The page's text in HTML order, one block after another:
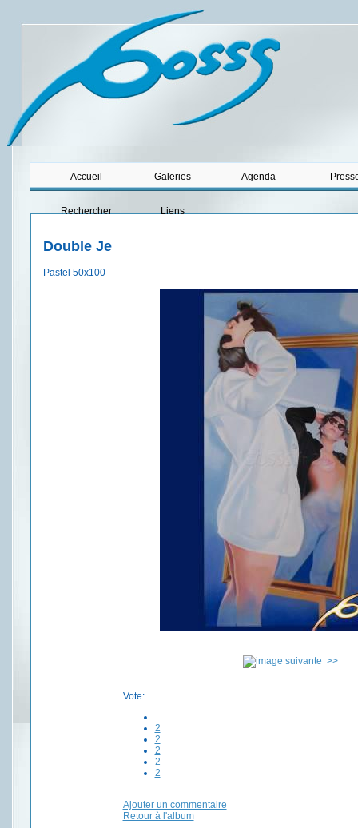
Accueil Galeries Agenda
Rechercher Liens
Double Je
Pastel 50x100
>>
Vote:
2
2
2
2
2
Ajouter un commentaire
Retour à l'album